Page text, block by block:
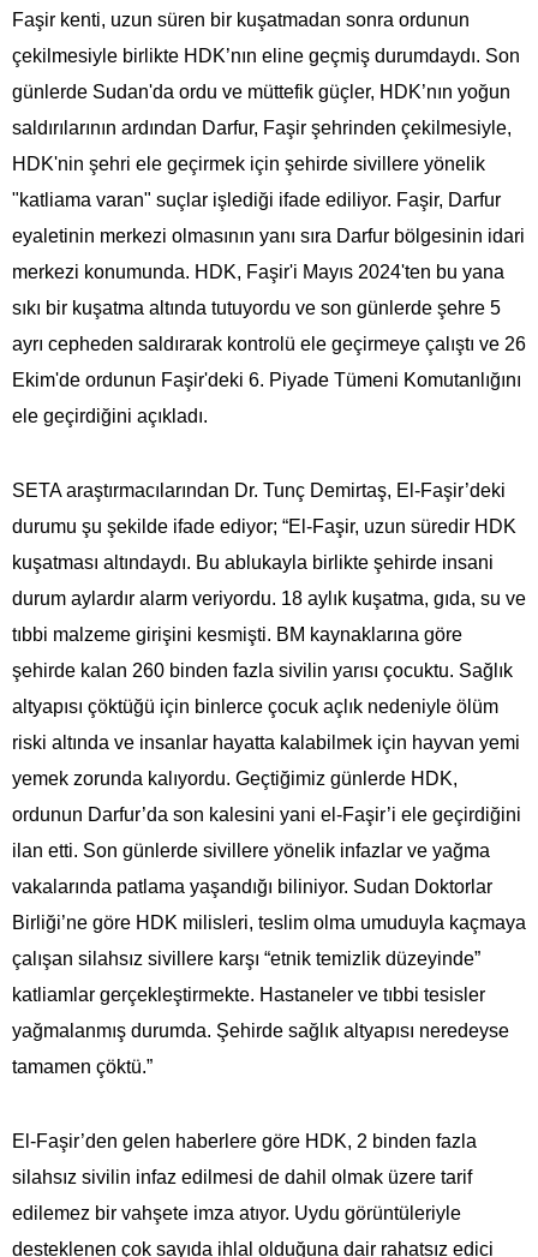
Faşir kenti, uzun süren bir kuşatmadan sonra ordunun
çekilmesiyle birlikte HDK’nın eline geçmiş durumdaydı. Son
günlerde Sudan'da ordu ve müttefik güçler, HDK’nın yoğun
saldırılarının ardından Darfur, Faşir şehrinden çekilmesiyle,
HDK'nin şehri ele geçirmek için şehirde sivillere yönelik
"katliama varan" suçlar işlediği ifade ediliyor. Faşir, Darfur
eyaletinin merkezi olmasının yanı sıra Darfur bölgesinin idari
merkezi konumunda. HDK, Faşir'i Mayıs 2024'ten bu yana
sıkı bir kuşatma altında tutuyordu ve son günlerde şehre 5
ayrı cepheden saldırarak kontrolü ele geçirmeye çalıştı ve 26
Ekim'de ordunun Faşir'deki 6. Piyade Tümeni Komutanlığını
ele geçirdiğini açıkladı.
SETA araştırmacılarından Dr. Tunç Demirtaş, El-Faşir’deki
durumu şu şekilde ifade ediyor; “El-Faşir, uzun süredir HDK
kuşatması altındaydı. Bu ablukayla birlikte şehirde insani
durum aylardır alarm veriyordu. 18 aylık kuşatma, gıda, su ve
tıbbi malzeme girişini kesmişti. BM kaynaklarına göre
şehirde kalan 260 binden fazla sivilin yarısı çocuktu. Sağlık
altyapısı çöktüğü için binlerce çocuk açlık nedeniyle ölüm
riski altında ve insanlar hayatta kalabilmek için hayvan yemi
yemek zorunda kalıyordu. Geçtiğimiz günlerde HDK,
ordunun Darfur’da son kalesini yani el-Faşir’i ele geçirdiğini
ilan etti. Son günlerde sivillere yönelik infazlar ve yağma
vakalarında patlama yaşandığı biliniyor. Sudan Doktorlar
Birliği’ne göre HDK milisleri, teslim olma umuduyla kaçmaya
çalışan silahsız sivillere karşı “etnik temizlik düzeyinde”
katliamlar gerçekleştirmekte. Hastaneler ve tıbbi tesisler
yağmalanmış durumda. Şehirde sağlık altyapısı neredeyse
tamamen çöktü.”
El-Faşir’den gelen haberlere göre HDK, 2 binden fazla
silahsız sivilin infaz edilmesi de dahil olmak üzere tarif
edilemez bir vahşete imza atıyor. Uydu görüntüleriyle
desteklenen çok sayıda ihlal olduğuna dair rahatsız edici